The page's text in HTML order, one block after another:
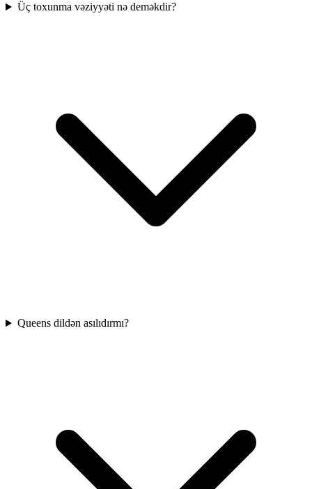
Üç toxunma vəziyyəti nə deməkdir?
Queens dildən asılıdırmı?